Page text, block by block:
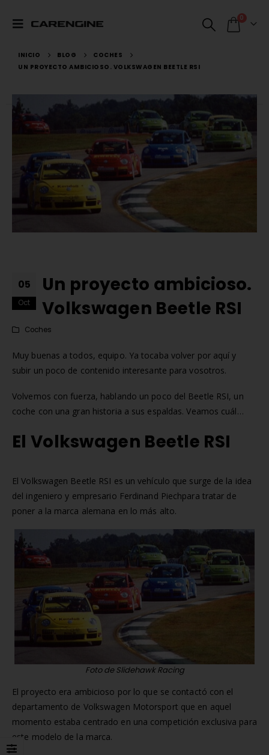
0
INICIO BLOG
COCHES
UN PROYECTO AMBICIOSO. VOLKSWAGEN BEETLE RSI
05
Oct
Un proyecto ambicioso.
Volkswagen Beetle RSI
Coches
Muy buenas a todos, equipo. Ya tocaba volver por aquí y
subir un poco de contenido interesante para vosotros.
Volvemos con fuerza, hablando un poco del Beetle RSI, un
coche con una gran historia a sus espaldas. Veamos cuál…
El Volkswagen Beetle RSI
El Volkswagen Beetle RSI es un vehículo que surge de la idea
del ingeniero y empresario Ferdinand Piechpara tratar de
poner a la marca alemana en lo más alto.
Foto de Slidehawk Racing
El proyecto era ambicioso por lo que se contactó con el
departamento de Volkswagen Motorsport que en aquel
momento estaba centrado en una competición exclusiva para
este modelo de la marca.
Matrícula Acrílica para
Ciclomotor y Patinete:
Matrícula para Patinete
Eléctrico: Normativa y Dónde
Comprarla | Carengine
mayo de 2026
Comprar matrículas a
2 de junio de 2026
Los 7 requisitos de
homologación de
matrícula en España
el BOE)
2 de junio de 2026